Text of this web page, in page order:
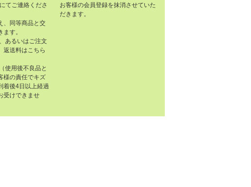
てご連絡くださ
、同等商品と交
す。
あるいはご注文
返送料はこちら
使用後不良品と
様の責任でキズ
着後4日以上経過
受けできませ
お客様の会員登録を抹消させていた
だきます。